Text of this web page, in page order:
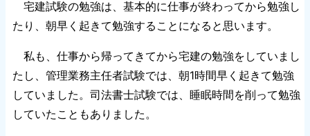
宅建試験の勉強は、基本的に仕事が終わってから勉強し
たり、朝早く起きて勉強することになると思います。
私も、仕事から帰ってきてから宅建の勉強をしていまし
たし、管理業務主任者試験では、朝1時間早く起きて勉強
していました。司法書士試験では、睡眠時間を削って勉強
していたこともありました。